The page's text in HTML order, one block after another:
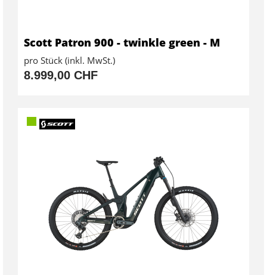
Scott Patron 900 - twinkle green - M
pro Stück (inkl. MwSt.)
8.999,00 CHF